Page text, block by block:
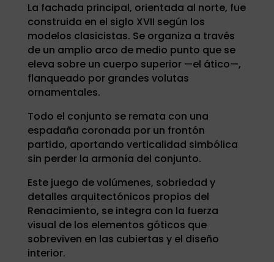
La fachada principal, orientada al norte, fue
construida en el siglo XVII según los
modelos clasicistas. Se organiza a través
de un amplio arco de medio punto que se
eleva sobre un cuerpo superior —el ático—,
flanqueado por grandes volutas
ornamentales.
Todo el conjunto se remata con una
espadaña coronada por un frontón
partido, aportando verticalidad simbólica
sin perder la armonía del conjunto.
Este juego de volúmenes, sobriedad y
detalles arquitectónicos propios del
Renacimiento, se integra con la fuerza
visual de los elementos góticos que
sobreviven en las cubiertas y el diseño
interior.